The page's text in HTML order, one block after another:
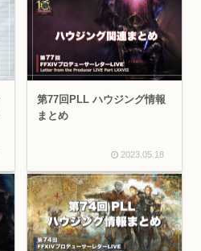
第77回PLL ハウジング情報
まとめ
2023.05.18